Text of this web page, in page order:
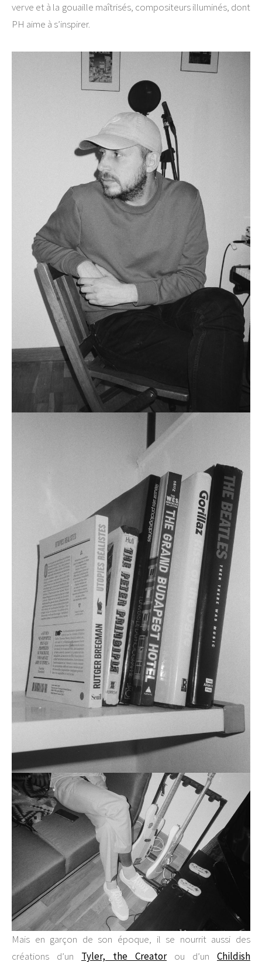
verve et à la gouaille maîtrisés, compositeurs illuminés, dont
PH aime à s’inspirer.
Mais en garçon de son époque, il se nourrit aussi des
créations d’un Tyler, the Creator ou d’un Childish